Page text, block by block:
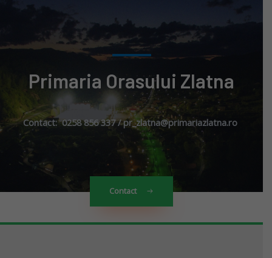
Primaria Orasului Zlatna
Contact: 0258 856 337 / pr_zlatna@primariazlatna.ro
Contact